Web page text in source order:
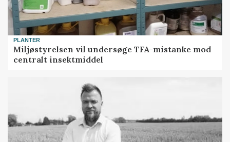
PLANTER
Miljøstyrelsen vil undersøge TFA-mistanke mod
centralt insektmiddel